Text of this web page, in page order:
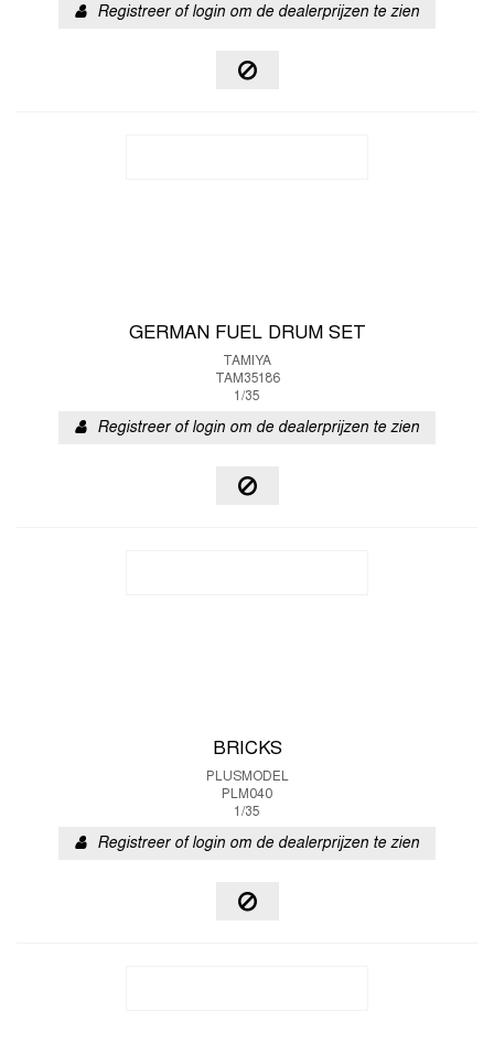
Registreer of login om de dealerprijzen te zien
GERMAN FUEL DRUM SET
TAMIYA
TAM35186
1/35
Registreer of login om de dealerprijzen te zien
BRICKS
PLUSMODEL
PLM040
1/35
Registreer of login om de dealerprijzen te zien